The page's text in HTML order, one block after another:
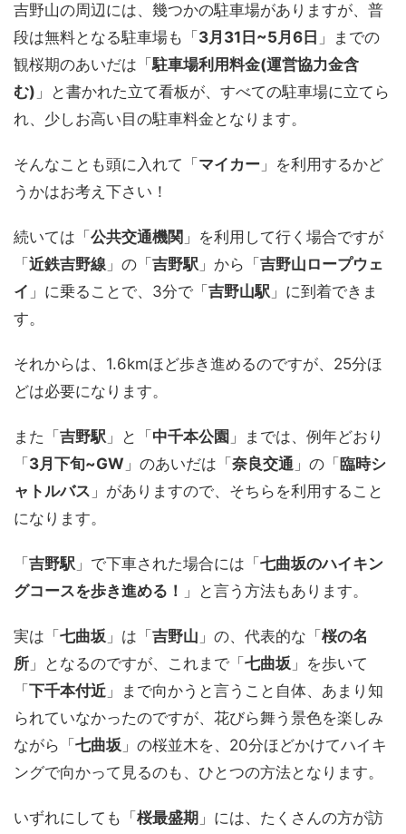
吉野山の周辺には、幾つかの駐車場がありますが、普
段は無料となる駐車場も「3月31日~5月6日 」までの
観桜期のあいだは「駐車場利用料金(運営協力金含
む) 」と書かれた立て看板が、すべての駐車場に立てら
れ、少しお高い目の駐車料金となります。
そんなことも頭に入れて「マイカー 」を利用するかど
うかはお考え下さい！
続いては「公共交通機関 」を利用して行く場合ですが
「近鉄吉野線 」の「吉野駅 」から「吉野山ロープウェ
イ 」に乗ることで、3分で「吉野山駅 」に到着できま
す。
それからは、1.6kmほど歩き進めるのですが、25分ほ
どは必要になります。
また「吉野駅 」と「中千本公園 」までは、例年どおり
「3月下旬~GW 」のあいだは「奈良交通 」の「臨時シ
ャトルバス 」がありますので、そちらを利用すること
になります。
「吉野駅 」で下車された場合には「七曲坂のハイキン
グコースを歩き進める！
」と言う方法もあります。
実は「七曲坂 」は「吉野山 」の、代表的な「桜の名
所 」となるのですが、これまで「七曲坂 」を歩いて
「下千本付近 」まで向かうと言うこと自体、あまり知
られていなかったのですが、花びら舞う景色を楽しみ
ながら「七曲坂 」の桜並木を、20分ほどかけてハイキ
ングで向かって見るのも、ひとつの方法となります。
いずれにしても「桜最盛期 」には、たくさんの方が訪